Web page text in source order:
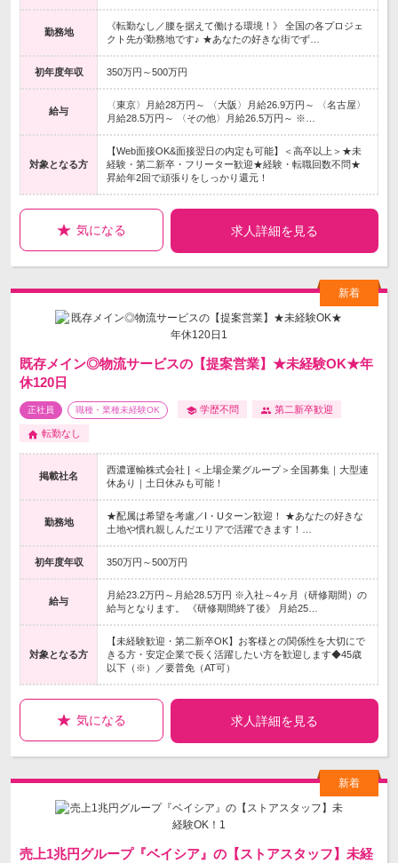
勤務地
《転勤なし／腰を据えて働ける環境！》 全国の各プロジェ
クト先が勤務地です♪ ★あなたの好きな街でず…
初年度年収 350万円～500万円
給与
〈東京〉月給28万円～ 〈大阪〉月給26.9万円～ 〈名古屋〉
月給28.5万円～ 〈その他〉月給26.5万円～ ※…
対象となる方
【Web面接OK&面接翌日の内定も可能】＜高卒以上＞★未
経験・第二新卒・フリーター歓迎★経験・転職回数不問★
昇給年2回で頑張りをしっかり還元！
気になる 求人詳細を見る
既存メイン◎物流サービスの【提案営業】★未経験OK★年
休120日
正社員 職種・業種未経験OK 学歴不問 第二新卒歓迎
転勤なし
掲載社名
西濃運輸株式会社 | ＜上場企業グループ＞全国募集｜大型連
休あり｜土日休みも可能！
勤務地
★配属は希望を考慮／I・Uターン歓迎！ ★あなたの好きな
土地や慣れ親しんだエリアで活躍できます！…
初年度年収 350万円～500万円
給与
月給23.2万円～月給28.5万円 ※入社～4ヶ月（研修期間）の
給与となります。 《研修期間終了後》 月給25…
対象となる方
【未経験歓迎・第二新卒OK】お客様との関係性を大切にで
きる方・安定企業で長く活躍したい方を歓迎します◆45歳
以下（※）／要普免（AT可）
気になる 求人詳細を見る
売上1兆円グループ『ベイシア』の【ストアスタッフ】未経